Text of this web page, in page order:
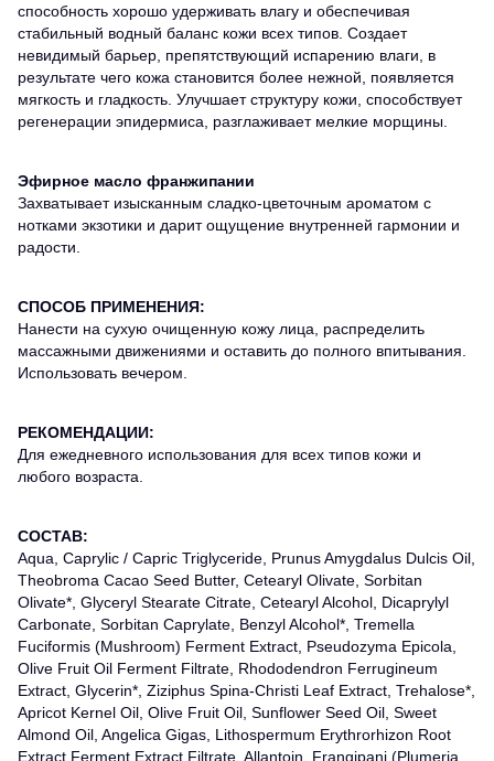
способность хорошо удерживать влагу и обеспечивая
стабильный водный баланс кожи всех типов. Создает
невидимый барьер, препятствующий испарению влаги, в
результате чего кожа становится более нежной, появляется
мягкость и гладкость. Улучшает структуру кожи, способствует
регенерации эпидермиса, разглаживает мелкие морщины.
Эфирное масло франжипании
Захватывает изысканным сладко-цветочным ароматом с
нотками экзотики и дарит ощущение внутренней гармонии и
радости.
СПОСОБ ПРИМЕНЕНИЯ:
Нанести на сухую очищенную кожу лица, распределить
массажными движениями и оставить до полного впитывания.
Использовать вечером.
РЕКОМЕНДАЦИИ:
Для ежедневного использования для всех типов кожи и
любого возраста.
СОСТАВ:
Aqua, Caprylic / Capric Triglyceride, Prunus Amygdalus Dulcis Оil,
Theobroma Cacao Seed Butter, Cetearyl Olivate, Sorbitan
Olivate*, Glyceryl Stearate Citrate, Cetearyl Alcohol, Dicaprylyl
Carbonate, Sorbitan Caprylate, Benzyl Alcohol*, Tremella
Fuciformis (Mushroom) Ferment Extract, Pseudozyma Epicola,
Olive Fruit Oil Ferment Filtrate, Rhododendron Ferrugineum
Extract, Glycerin*, Ziziphus Spina-Christi Leaf Extract, Trehalose*,
Apricot Kernel Oil, Olive Fruit Oil, Sunflower Seed Oil, Sweet
Almond Oil, Angelica Gigas, Lithospermum Erythrorhizon Root
Extract Ferment Extract Filtrate, Allantoin, Frangipani (Plumeria